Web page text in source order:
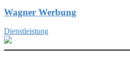
Wagner Werbung
Dienstleistung